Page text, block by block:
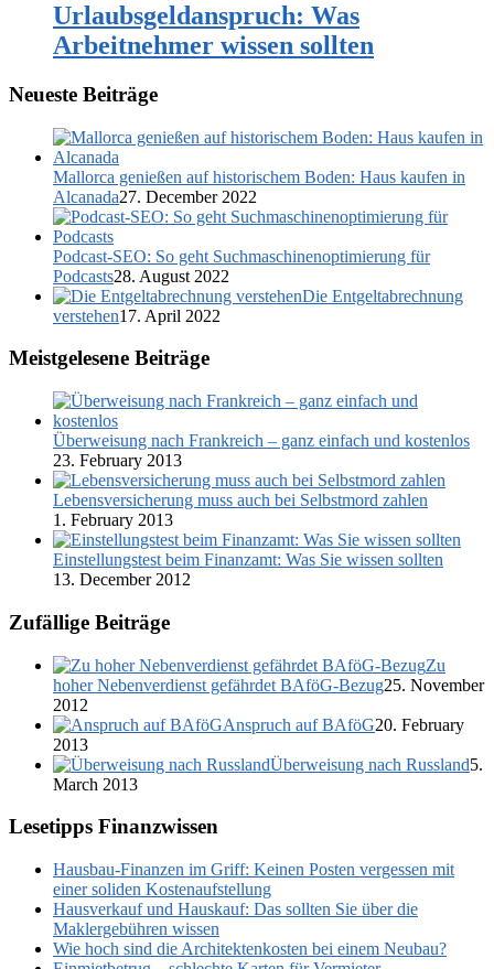
Urlaubsgeldanspruch: Was
Arbeitnehmer wissen sollten
Neueste Beiträge
Mallorca genießen auf historischem Boden: Haus kaufen in
Alcanada27. December 2022
Podcast-SEO: So geht Suchmaschinenoptimierung für
Podcasts28. August 2022
Die Entgeltabrechnung
verstehen17. April 2022
Meistgelesene Beiträge
Überweisung nach Frankreich – ganz einfach und kostenlos
23. February 2013
Lebensversicherung muss auch bei Selbstmord zahlen
1. February 2013
Einstellungstest beim Finanzamt: Was Sie wissen sollten
13. December 2012
Zufällige Beiträge
Zu
hoher Nebenverdienst gefährdet BAföG-Bezug25. November
2012
Anspruch auf BAföG20. February
2013
Überweisung nach Russland5.
March 2013
Lesetipps Finanzwissen
Hausbau-Finanzen im Griff: Keinen Posten vergessen mit
einer soliden Kostenaufstellung
Hausverkauf und Hauskauf: Das sollten Sie über die
Maklergebühren wissen
Wie hoch sind die Architektenkosten bei einem Neubau?